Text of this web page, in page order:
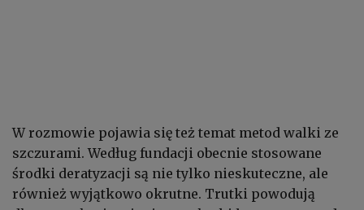
W rozmowie pojawia się też temat metod walki ze
szczurami. Według fundacji obecnie stosowane
środki deratyzacji są nie tylko nieskuteczne, ale
również wyjątkowo okrutne. Trutki powodują